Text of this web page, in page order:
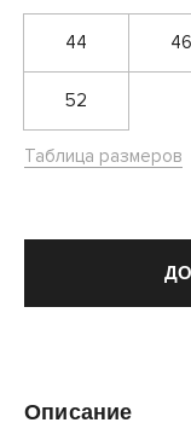
44 46
52
Таблица размеров
Описание